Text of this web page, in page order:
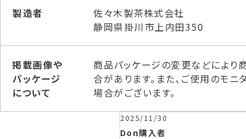
製造者
佐々木製茶株式会社
静岡県掛川市上内田350
掲載画像や
パッケージ
について
商品パッケージの変更などにより
合があります。また、ご使用のモ
場合がございます。
Don購入者
2025/11/30